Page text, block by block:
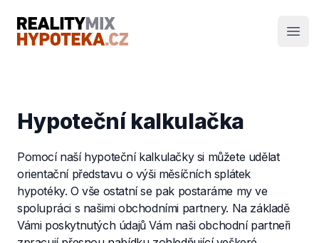
RealityMIX Hypotéka
Hypoteční kalkulačka
Pomocí naší hypoteční kalkulačky si můžete udělat
orientační představu o výši měsíčních splátek
hypotéky. O vše ostatní se pak postaráme my ve
spolupráci s našimi obchodními partnery. Na základě
Vámi poskytnutých údajů Vám naši obchodní partneři